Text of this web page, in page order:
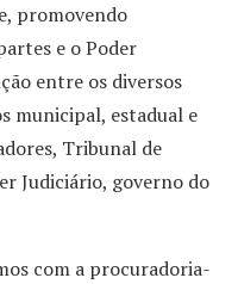
promovendo
e o Poder
entre os diversos
municipal, estadual e
Tribunal de
Judiciário, governo do
com a procuradoria-